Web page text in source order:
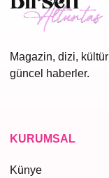
Magazin, dizi,
güncel haberler.
KURUMSAL
Künye